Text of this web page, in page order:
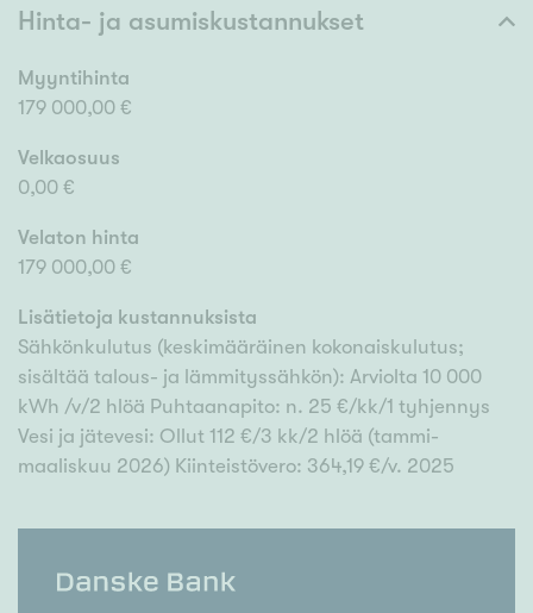
Hinta- ja asumiskustannukset
Myyntihinta
179 000,00 €
Velkaosuus
0,00 €
Velaton hinta
179 000,00 €
Lisätietoja kustannuksista
Sähkönkulutus (keskimääräinen kokonaiskulutus;
sisältää talous- ja lämmityssähkön): Arviolta 10 000
kWh /v/2 hlöä Puhtaanapito: n. 25 €/kk/1 tyhjennys
Vesi ja jätevesi: Ollut 112 €/3 kk/2 hlöä (tammi-
maaliskuu 2026) Kiinteistövero: 364,19 €/v. 2025